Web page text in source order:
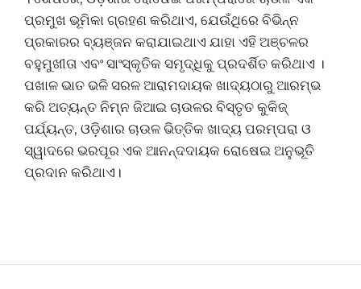
ପ୍ରମୁଖ ଭୂମିକା ଗ୍ରହଣ କରିଥାଏ, ଯେଉଁଥିରେ ବିଭିନ୍ନ
ପ୍ରକାରର ବ୍ୟଞ୍ଜନ କରାଯାଇଥାଏ ଯାହା ଏହି ଅଞ୍ଚଳର
ବହୁମୁଖୀତା ଏବଂ ସାଂସ୍କୃତିକ ସମୃଦ୍ଧିକୁ ପ୍ରଦର୍ଶିତ କରିଥାଏ ।
ପଖାଳ ଭାତ ଭଳି ସରଳ ଆରାମଦାୟକ ଖାଦ୍ୟଠାରୁ ଆରମ୍ଭ
କରି ଅତ୍ୟନ୍ତ ନିମ୍ନ ଜିଆଇ ଚାଉଳର ବିସ୍ତୃତ କୁକିଜ୍
ପର୍ଯ୍ୟନ୍ତ, ଓଡ଼ିଶାର ଚାଉଳ ଭିତ୍ତିକ ଖାଦ୍ୟ ପରମ୍ପରା ଓ
ସ୍ୱାଦରେ ଭରପୂର ଏକ ଆନନ୍ଦଦାୟକ ରୋଷେଇ ଅନୁଭୂତି
ପ୍ରଦାନ କରିଥାଏ।